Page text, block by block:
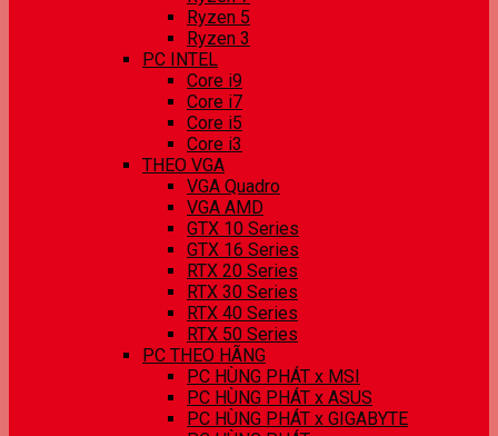
Ryzen 5
Ryzen 3
PC INTEL
Core i9
Core i7
Core i5
Core i3
THEO VGA
VGA Quadro
VGA AMD
GTX 10 Series
GTX 16 Series
RTX 20 Series
RTX 30 Series
RTX 40 Series
RTX 50 Series
PC THEO HÃNG
PC HÙNG PHÁT x MSI
PC HÙNG PHÁT x ASUS
PC HÙNG PHÁT x GIGABYTE